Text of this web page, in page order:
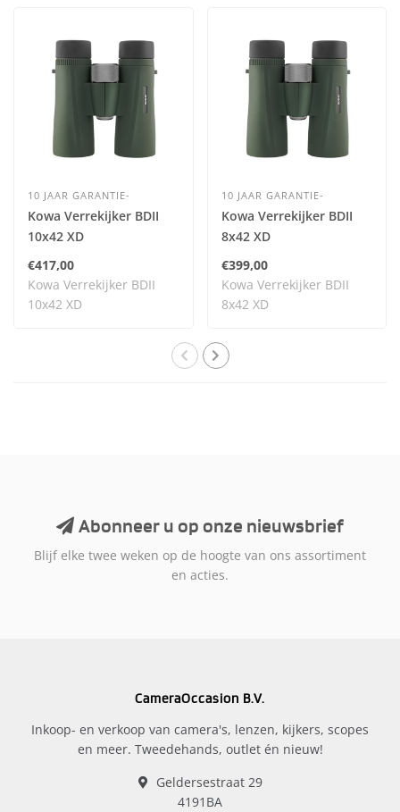
10 JAAR GARANTIE-
Kowa Verrekijker BDII
10x42 XD
€417,00
Kowa Verrekijker BDII
10x42 XD
10 JAAR GARANTIE-
Kowa Verrekijker BDII
8x42 XD
€399,00
Kowa Verrekijker BDII
8x42 XD
Abonneer u op onze nieuwsbrief
Blijf elke twee weken op de hoogte van ons assortiment
en acties.
CameraOccasion B.V.
Inkoop- en verkoop van camera's, lenzen, kijkers, scopes
en meer. Tweedehands, outlet én nieuw!
Geldersestraat 29
4191BA